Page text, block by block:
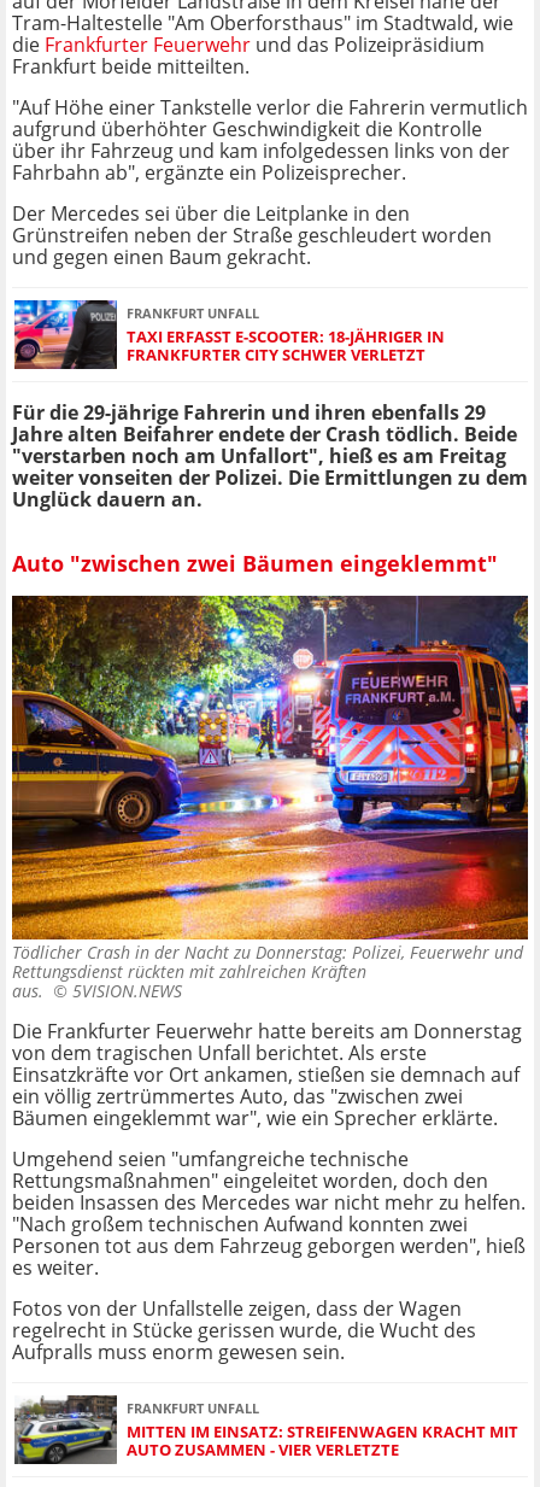
Tram-Haltestelle "Am Oberforsthaus" im Stadtwald, wie
die Frankfurter Feuerwehr und das Polizeipräsidium
Frankfurt beide mitteilten.
"Auf Höhe einer Tankstelle verlor die Fahrerin vermutlich
aufgrund überhöhter Geschwindigkeit die Kontrolle
über ihr Fahrzeug und kam infolgedessen links von der
Fahrbahn ab", ergänzte ein Polizeisprecher.
Der Mercedes sei über die Leitplanke in den
Grünstreifen neben der Straße geschleudert worden
und gegen einen Baum gekracht.
FRANKFURT UNFALL
TAXI ERFASST E-SCOOTER: 18-JÄHRIGER IN
FRANKFURTER CITY SCHWER VERLETZT
Für die 29-jährige Fahrerin und ihren ebenfalls 29
Jahre alten Beifahrer endete der Crash tödlich. Beide
"verstarben noch am Unfallort", hieß es am Freitag
weiter vonseiten der Polizei. Die Ermittlungen zu dem
Unglück dauern an.
Auto "zwischen zwei Bäumen eingeklemmt"
Tödlicher Crash in der Nacht zu Donnerstag: Polizei, Feuerwehr und
Rettungsdienst rückten mit zahlreichen Kräften
aus. © 5VISION.NEWS
Die Frankfurter Feuerwehr hatte bereits am Donnerstag
von dem tragischen Unfall berichtet. Als erste
Einsatzkräfte vor Ort ankamen, stießen sie demnach auf
ein völlig zertrümmertes Auto, das "zwischen zwei
Bäumen eingeklemmt war", wie ein Sprecher erklärte.
Umgehend seien "umfangreiche technische
Rettungsmaßnahmen" eingeleitet worden, doch den
beiden Insassen des Mercedes war nicht mehr zu helfen.
"Nach großem technischen Aufwand konnten zwei
Personen tot aus dem Fahrzeug geborgen werden", hieß
es weiter.
Fotos von der Unfallstelle zeigen, dass der Wagen
regelrecht in Stücke gerissen wurde, die Wucht des
Aufpralls muss enorm gewesen sein.
FRANKFURT UNFALL
MITTEN IM EINSATZ: STREIFENWAGEN KRACHT MIT
AUTO ZUSAMMEN - VIER VERLETZTE